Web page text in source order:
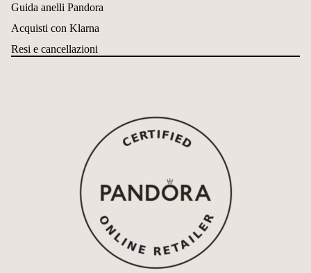
Guida anelli Pandora
Acquisti con Klarna
Resi e cancellazioni
Informativa sui rimborsi